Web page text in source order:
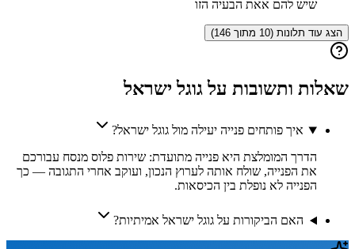
שיש להם אאת הבעיה הזו
הצג עוד תלונות (10 מתוך 146)
שאלות ותשובות על גוגל ישראל
איך פותחים פנייה יעילה מול גוגל ישראל?
הדרך המומלצת היא פנייה מתועדת: שירות פלוס מנסח עבורכם
את הפנייה, שולח אותה לערוץ הנכון, ועוקב אחרי התגובה — כך
הפנייה לא נופלת בין הכיסאות.
האם הביקורות על גוגל ישראל אמיתיות?